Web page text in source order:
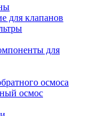
для клапанов
для
осмоса
осмос